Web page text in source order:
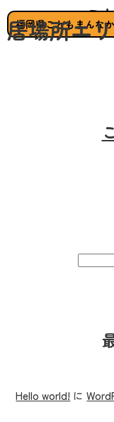
福岡県こどもまんな
居場所エ
こ
Hello world! に